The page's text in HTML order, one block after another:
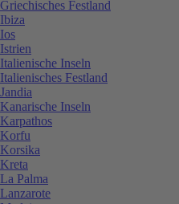
Griechisches Festland
Ibiza
Ios
Istrien
Italienische Inseln
Italienisches Festland
Jandia
Kanarische Inseln
Karpathos
Korfu
Korsika
Kreta
La Palma
Lanzarote